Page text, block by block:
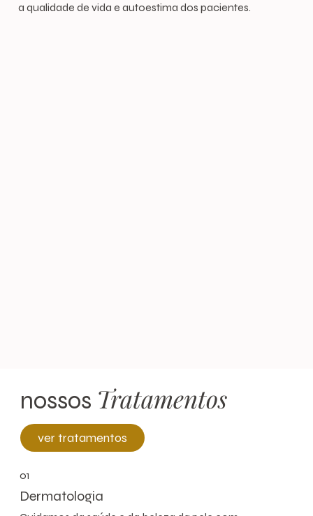
a qualidade de vida e autoestima dos pacientes.
nossos Tratamentos
ver tratamentos
01
Dermatologia